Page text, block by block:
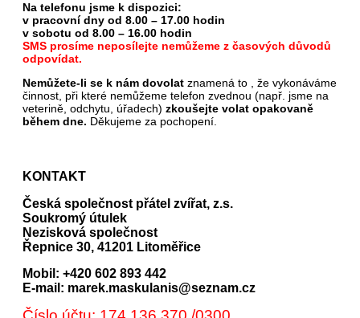
Na telefonu jsme k dispozici:
v pracovní dny od 8.00 – 17.00 hodin
v sobotu od 8.00 – 16.00 hodin
SMS prosíme neposílejte nemůžeme z časových důvodů
odpovídat.
Nemůžete-li se k nám dovolat znamená to , že vykonáváme
činnost, při které nemůžeme telefon zvednou (např. jsme na
veterině, odchytu, úřadech) zkoušejte volat opakovaně
během dne. Děkujeme za pochopení.
KONTAKT
Česká společnost přátel zvířat, z.s.
Soukromý útulek
Nezisková společnost
Řepnice 30, 41201 Litoměřice
Mobil: +420 602 893 442
E-mail: marek.maskulanis@seznam.cz